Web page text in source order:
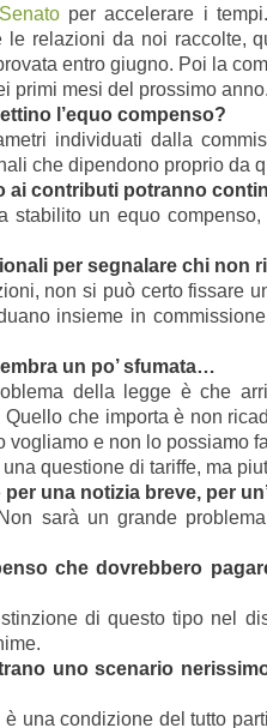
Senatoper accelerare i
relazioni da noi raccolte,
entro giugno. Poi la
primi mesi del prossimo anno.
l’equo compenso?
individuati dalla
che dipendono proprio da
ai contributi potranno
stabilito un equo
per segnalare chi non
non si può certo fissare
insieme in
un po’ sfumata…
della legge è che
che importa è non
e non lo possiamo
questione di tariffe, ma
una notizia breve, per
sarà un grande
che dovrebbero
di questo tipo nel
uno scenario
una condizione del tutto